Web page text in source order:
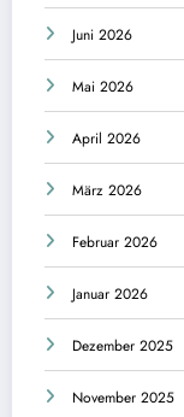
Juni 2026
Mai 2026
April 2026
März 2026
Februar 2026
Januar 2026
Dezember 2025
November 2025